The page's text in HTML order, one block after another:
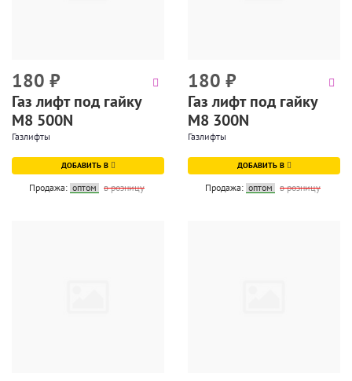
180 ₽
Газ лифт под гайку
М8 500N
Газлифты
ДОБАВИТЬ В
Продажа: оптом в розницу
180 ₽
Газ лифт под гайку
М8 300N
Газлифты
ДОБАВИТЬ В
Продажа: оптом в розницу